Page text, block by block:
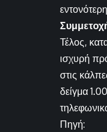
Τέλος,
ισχυρή
στις
δείγμα
Πηγή: